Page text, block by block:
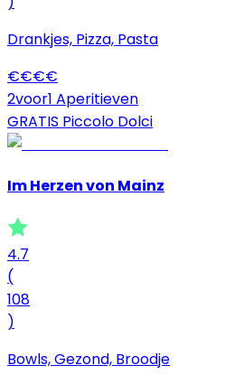
Drankjes, Pizza, Pasta
€€€€
2voor1 Aperitieven
GRATIS Piccolo Dolci
Im Herzen von Mainz
4.7
(
108
)
Bowls, Gezond, Broodje